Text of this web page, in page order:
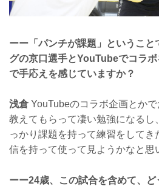
ーー「パンチが課題」というこ
グの京口選手とYouTubeでコラ
で手応えを感じていますか？
浅倉YouTubeのコラボ企画とか
教えてもらって凄い勉強になるし
っかり課題を持って練習をしてき
信を持って使って見ようかなと思
ーー24歳、この試合を含めて、